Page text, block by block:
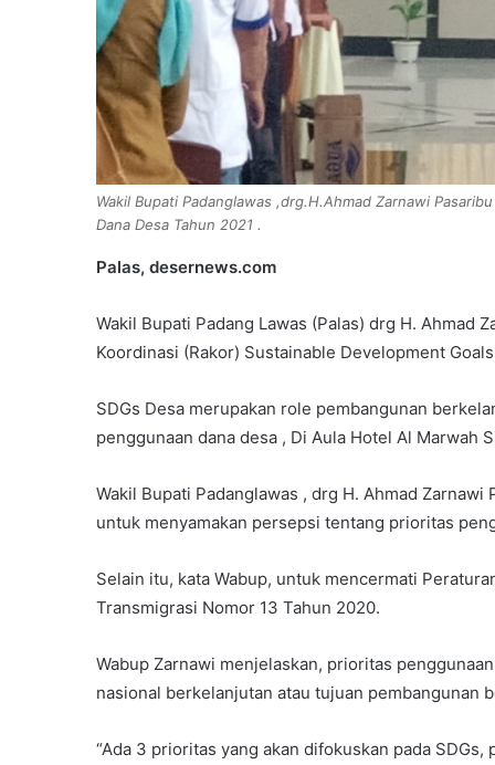
Wakil Bupati Padanglawas ,drg.H.Ahmad Zarnawi
Dana Desa Tahun 2021 .
Palas, desernews.com
Wakil Bupati Padang Lawas (Palas) drg H. Ahmad
Koordinasi (Rakor) Sustainable Development
SDGs Desa merupakan role pembangunan
penggunaan dana desa , Di Aula Hotel Al Marwah
Wakil Bupati Padanglawas , drg H. Ahmad
untuk menyamakan persepsi tentang prioritas
Selain itu, kata Wabup, untuk mencermati
Transmigrasi Nomor 13 Tahun 2020.
Wabup Zarnawi menjelaskan, prioritas
nasional berkelanjutan atau tujuan pembangunan
“Ada 3 prioritas yang akan difokuskan pada